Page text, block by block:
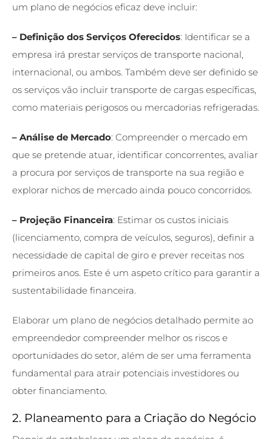
um plano de negócios eficaz deve incluir:
– Definição dos Serviços Oferecidos: Identificar se a
empresa irá prestar serviços de transporte nacional,
internacional, ou ambos. Também deve ser definido se
os serviços vão incluir transporte de cargas específicas,
como materiais perigosos ou mercadorias refrigeradas.
– Análise de Mercado: Compreender o mercado em
que se pretende atuar, identificar concorrentes, avaliar
a procura por serviços de transporte na sua região e
explorar nichos de mercado ainda pouco concorridos.
– Projeção Financeira: Estimar os custos iniciais
(licenciamento, compra de veículos, seguros), definir a
necessidade de capital de giro e prever receitas nos
primeiros anos. Este é um aspeto crítico para garantir a
sustentabilidade financeira.
Elaborar um plano de negócios detalhado permite ao
empreendedor compreender melhor os riscos e
oportunidades do setor, além de ser uma ferramenta
fundamental para atrair potenciais investidores ou
obter financiamento.
2. Planeamento para a Criação do Negócio